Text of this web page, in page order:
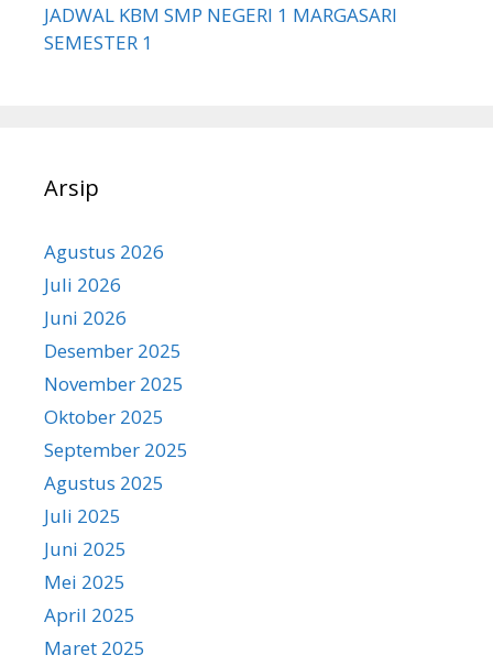
JADWAL KBM SMP NEGERI 1 MARGASARI
SEMESTER 1
Arsip
Agustus 2026
Juli 2026
Juni 2026
Desember 2025
November 2025
Oktober 2025
September 2025
Agustus 2025
Juli 2025
Juni 2025
Mei 2025
April 2025
Maret 2025